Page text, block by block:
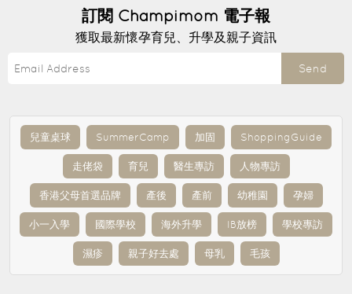
訂閱 Champimom 電子報
獲取最新懷孕育兒、升學及親子資訊
Send
兒童桌球 SummerCamp 加固 ShoppingGuide
走佬袋 育兒 醫生專訪 人物專訪
香港父母首選品牌 產後 產前 幼稚園 孕婦
小一入學 國際學校 海外升學 IB放榜 學校專訪
濕疹 親子好去處 母乳 毛孩